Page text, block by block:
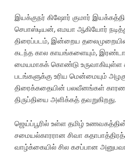
இயக்குநர் கிஷோர் குமார்
செபாஸ்டியன், எமயா ஆகியோர்
திரைப்படம், இன்றைய
கடந்த கால காயங்களையும்,
மையமாகக் கொண்டு உருவாகியுள்ள
படங்களுக்கு உரிய மென்மையும்
திரைக்கதையின் பலவீனங்கள்
திருப்தியை அளிக்கத் தவறுகிறது.
ஜெய்ப்பூரில் உள்ள தமிழ்
சமையல்காரரான சிவா
வாழ்க்கையில் சில கசப்பான